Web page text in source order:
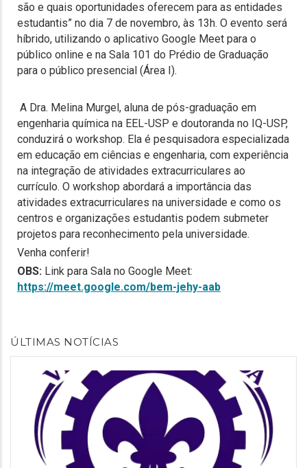
são e quais oportunidades oferecem para as entidades
estudantis” no dia 7 de novembro, às 13h. O evento será
híbrido, utilizando o aplicativo Google Meet para o
público online e na Sala 101 do Prédio de Graduação
para o público presencial (Área I).
A Dra. Melina Murgel, aluna de pós-graduação em
engenharia química na EEL-USP e doutoranda no IQ-USP,
conduzirá o workshop. Ela é pesquisadora especializada
em educação em ciências e engenharia, com experiência
na integração de atividades extracurriculares ao
currículo. O workshop abordará a importância das
atividades extracurriculares na universidade e como os
centros e organizações estudantis podem submeter
projetos para reconhecimento pela universidade.
Venha conferir!
OBS: Link para Sala no Google Meet:
https://meet.google.com/bem-jehy-aab
ÚLTIMAS NOTÍCIAS